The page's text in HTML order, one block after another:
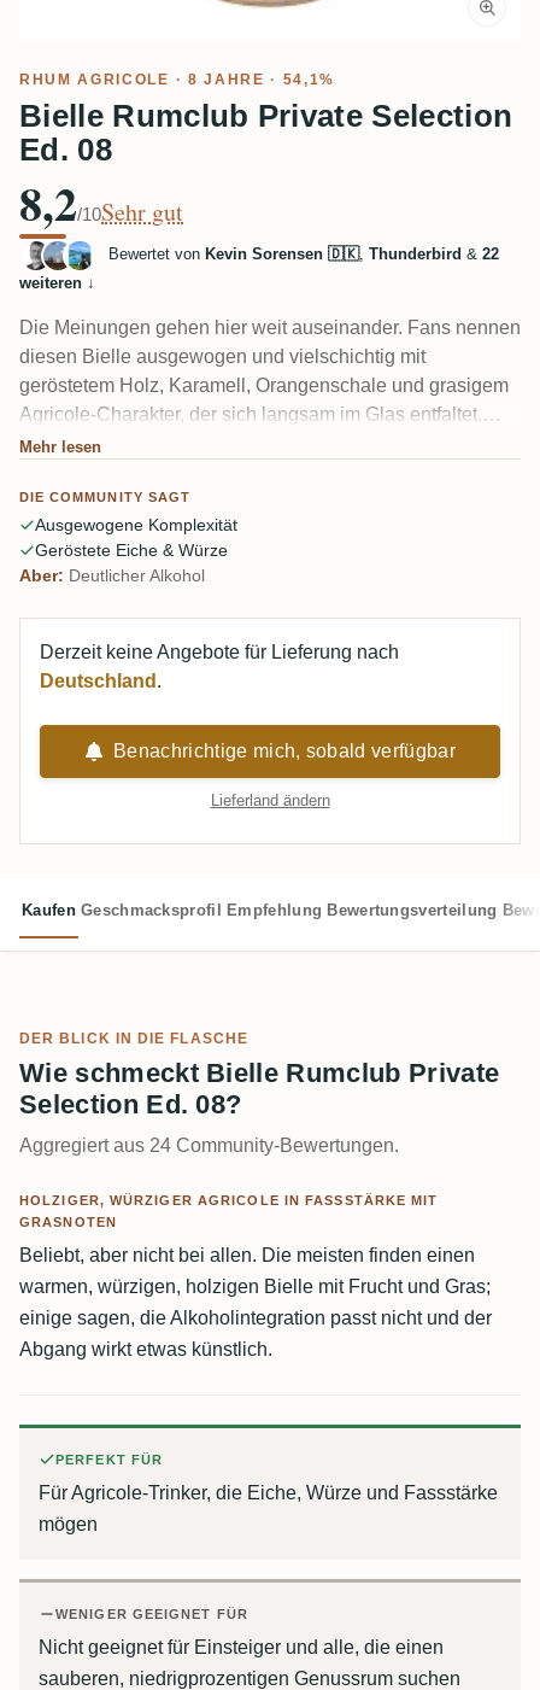
RHUM AGRICOLE · 8 JAHRE · 54,1%
Bielle Rumclub Private Selection
Ed. 08
8,2/10Sehr gut
Bewertet von Kevin Sorensen 🇩🇰, Thunderbird & 22
weiteren ↓
Die Meinungen gehen hier weit auseinander. Fans nennen
diesen Bielle ausgewogen und vielschichtig mit
geröstetem Holz, Karamell, Orangenschale und grasigem
Agricole-Charakter, der sich langsam im Glas entfaltet.
Andere meinen, die 8 Jahre Reifezeit reichen nicht ganz –
einen leicht künstlichen Orangen- oder "künstlichen
Süßstoff"-Ton im Abgang. Ein Agricole in Fassstärke, der
Geduld belohnt.
Mehr lesen
DIE COMMUNITY SAGT
Ausgewogene Komplexität
Geröstete Eiche & Würze
Aber: Deutlicher Alkohol
Derzeit keine Angebote für Lieferung nach
Deutschland .
Benachrichtige mich, sobald verfügbar
Lieferland ändern
Kaufen Geschmacksprofil Empfehlung Bewertungsverteilung
DER BLICK IN DIE FLASCHE
Wie schmeckt Bielle Rumclub Private
Selection Ed. 08?
Aggregiert aus 24 Community-Bewertungen.
HOLZIGER, WÜRZIGER AGRICOLE IN FASSSTÄRKE MIT
GRASNOTEN
Beliebt, aber nicht bei allen. Die meisten finden einen
warmen, würzigen, holzigen Bielle mit Frucht und Gras;
einige sagen, die Alkoholintegration passt nicht und der
Abgang wirkt etwas künstlich.
PERFEKT FÜR
Für Agricole-Trinker, die Eiche, Würze und Fassstärke
mögen
WENIGER GEEIGNET FÜR
Nicht geeignet für Einsteiger und alle, die einen
sauberen, niedrigprozentigen Genussrum suchen